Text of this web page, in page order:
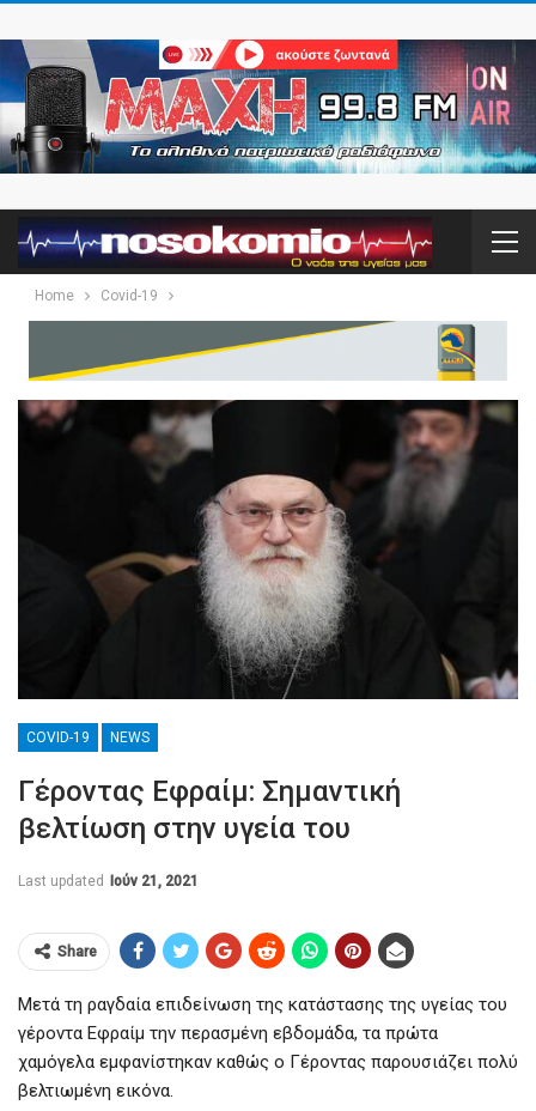
Home Covid-19
COVID-19 NEWS
Γέροντας Εφραίμ: Σημαντική
βελτίωση στην υγεία του
Last updated Ιούν 21, 2021
Share
Μετά τη ραγδαία επιδείνωση της κατάστασης της υγείας του
γέροντα Εφραίμ την περασμένη εβδομάδα, τα πρώτα
χαμόγελα εμφανίστηκαν καθώς ο Γέροντας παρουσιάζει πολύ
βελτιωμένη εικόνα.